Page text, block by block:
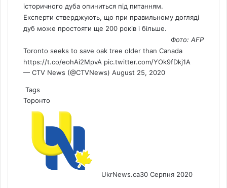
історичного дуба опиниться під питанням.
Експерти стверджують, що при правильному догляді
дуб може простояти ще 200 років і більше.
Фото: AFP
Toronto seeks to save oak tree older than Canada
https://t.co/eohAi2MpvA pic.twitter.com/YOk9fDkj1A
— CTV News (@CTVNews) August 25, 2020
Tags
Торонто
UkrNews.ca30 Серпня 2020